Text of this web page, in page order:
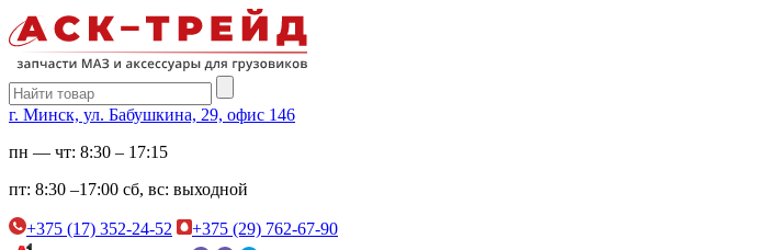
г. Минск, ул. Бабушкина, 29, офис 146
пн — чт: 8:30 – 17:15
пт: 8:30 –17:00 сб, вс: выходной
+375 (17) 352-24-52
+375 (29) 762-67-90